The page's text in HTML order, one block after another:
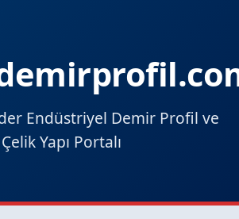
Endüstriyel Demir Profil ve
Çelik Yapı Portalı